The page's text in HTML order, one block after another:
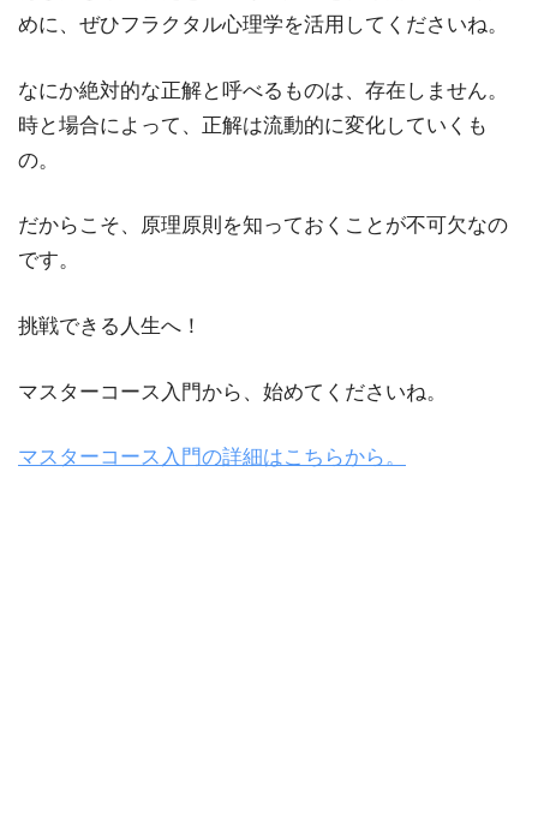
めに、ぜひフラクタル心理学を活用してくださいね。
なにか絶対的な正解と呼べるものは、存在しません。
時と場合によって、正解は流動的に変化していくも
の。
だからこそ、原理原則を知っておくことが不可欠なの
です。
挑戦できる人生へ！
マスターコース入門から、始めてくださいね。
マスターコース入門の詳細はこちらから。